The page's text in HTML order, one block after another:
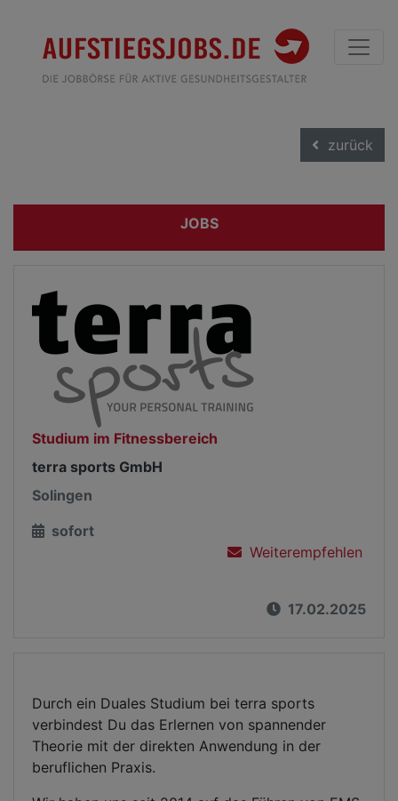
zurück
JOBS
Studium im Fitnessbereich
terra sports GmbH
Solingen
sofort
Weiterempfehlen
17.02.2025
Durch ein Duales Studium bei terra sports
verbindest Du das Erlernen von spannender
Theorie mit der direkten Anwendung in der
beruflichen Praxis.